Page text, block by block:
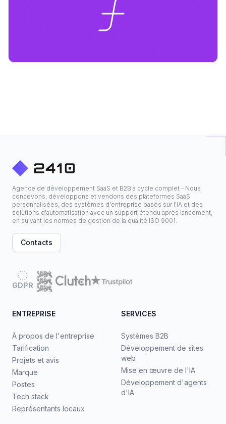
Agence de développement SaaS et B2B à cycle complet - Nous
concevons, développons et vendons des plateformes SaaS
personnalisées, des systèmes d'entreprise basés sur l'IA et des
solutions d'automatisation avec un support étendu après lancement,
en suivant les normes de gestion de la qualité ISO 9001.
Contacts
GDPR
ENTREPRISE
À propos de l'entreprise
Tarification
Projets et avis
Marque
Postes
Tech stack
Représentants locaux
SERVICES
Systèmes B2B
Développement de sites
web
Mise en œuvre de l'IA
Développement d'agents
d'IA